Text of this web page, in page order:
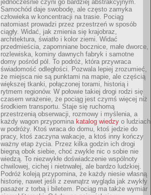
jednocześnie czyni go bardziej abstrakcyjnym.
Samochód daje swobodę, ale często zamyka
człowieka w koncentracji na trasie. Pociąg
natomiast prowadzi przez przestrzeń w sposób
ciągły. Widać, jak zmienia się krajobraz,
architektura, światło i kolor ziemi. Widać
przedmieścia, zapomniane bocznice, małe dworce,
rozlewiska, kominy dawnych fabryk i samotne
domy pośród pól. To podróż, która przywraca
świadomość odległości. Pozwala lepiej zrozumieć,
że miejsca nie są punktami na mapie, ale częścią
większej tkanki, połączonej torami, historią i
rytmem regionów. W połowie takiej drogi rodzi się
czasem wrażenie, że pociąg jest czymś więcej niż
środkiem transportu. Staje się ruchomą
przestrzenią obserwacji, rozmowy i myślenia, a
każdy wagon przypomina katalog wiedzy o ludziach
w podróży. Ktoś wraca do domu, ktoś jedzie do
pracy, ktoś zaczyna wakacje, a ktoś inny kończy
ważny etap życia. Przez kilka godzin ich drogi
biegną obok siebie, choć zwykle nic o sobie nie
wiedzą. To niezwykłe doświadczenie wspólnoty
chwilowej, cichej i nietrwałej, ale bardzo ludzkiej.
Podróż koleją przypomina, że każdy niesie własną
historię, nawet jeśli z zewnątrz wygląda jak zwykły
pasażer z torbą i biletem. Pociąg ma także wymiar